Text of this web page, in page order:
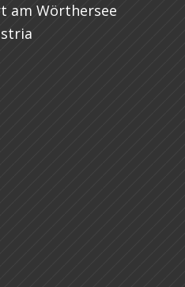
am Wörthersee